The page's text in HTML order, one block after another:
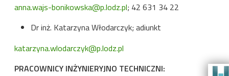
anna.wajs-bonikowska@p.lodz.pl; 42 631 34 22
Dr inż. Katarzyna Włodarczyk; adiunkt
katarzyna.wlodarczyk@p.lodz.pl
PRACOWNICY INŻYNIERYJNO TECHNICZNI: